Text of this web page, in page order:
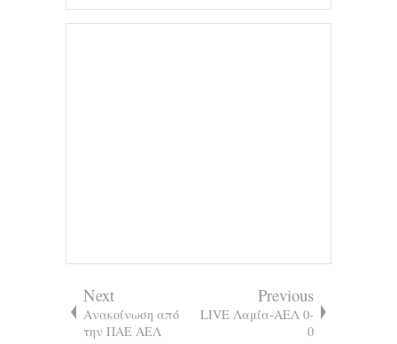
Next
Ανακοίνωση από
την ΠΑΕ ΑΕΛ
Previous
LIVE Λαμία-ΑΕΛ 0-
0